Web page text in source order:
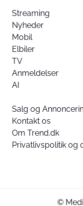
Streaming
Nyheder
Mobil
Elbiler
TV
Anmeldelser
AI
Salg og
Kontakt os
Om Trend.dk
Privatlivspolitik og
©